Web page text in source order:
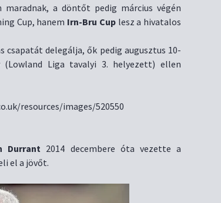
maradnak, a döntőt pedig március végén
Cup, hanem Irn-Bru Cuplesz a hivatalos
csapatát delegálja, ők pedig augusztus 10-
Liga tavalyi 3. helyezett) ellen
Durrant 2014 decembere óta vezette a
el a jövőt.